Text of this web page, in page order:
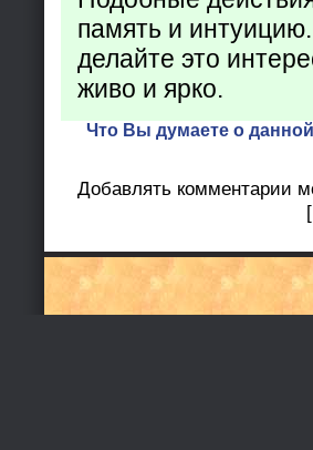
память и
делайте это
живо и ярко.
Что Вы думаете о данной
Добавлять комментарии
[